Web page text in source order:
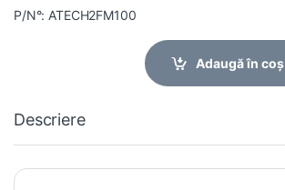
P/N°: ATECH2FM100
Adaugă în coș
Descriere